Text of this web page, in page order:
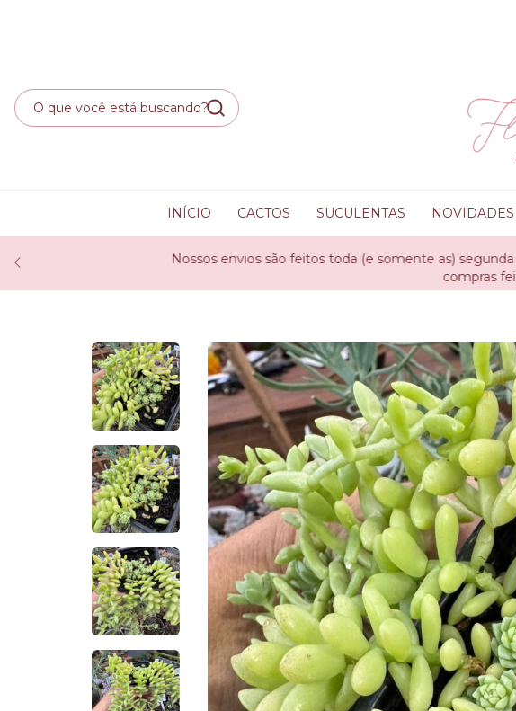
Nossos envios são feitos toda (e somente as) segunda feira ! Mesmo
compras feitas até as 18 horas
INÍCIO CACTOS SUCULENTAS NOVIDADES